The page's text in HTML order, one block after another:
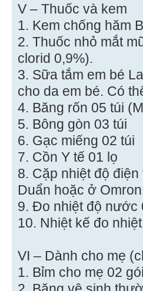
V – Thuốc và kem
1. Kem chống hăm
2. Thuốc nhỏ mắt
clorid 0,9%).
3. Sữa tắm em bé
cho da em bé. Có
4. Băng rốn 05 túi
5. Bông gòn 03 túi
6. Gạc miếng 02 túi
7. Cồn Y tế 01 lọ
8. Cặp nhiệt độ
Duẩn hoặc ở
9. Đo nhiệt độ nước
10. Nhiệt kế đo
VI – Dành cho mẹ
1. Bỉm cho mẹ 02